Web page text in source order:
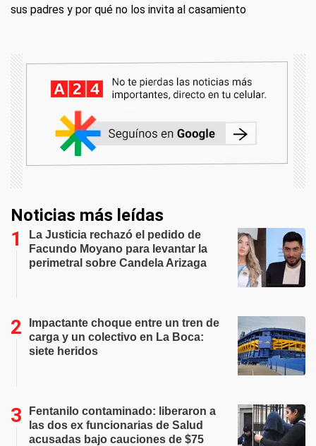
sus padres y por qué no los invita al casamiento
Noticias más leídas
La Justicia rechazó el pedido de
Facundo Moyano para levantar la
perimetral sobre Candela Arizaga
Impactante choque entre un tren de
carga y un colectivo en La Boca:
siete heridos
Fentanilo contaminado: liberaron a
las dos ex funcionarias de Salud
acusadas bajo cauciones de $75